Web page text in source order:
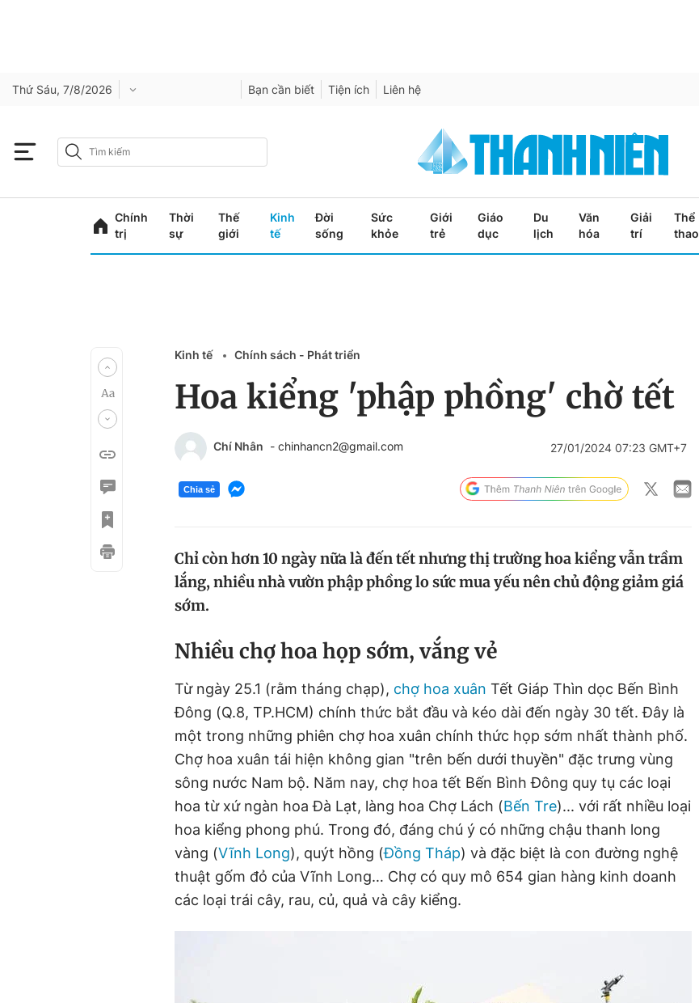
Thứ Sáu, 7/8/2026 Bạn cần biết Tiện ích Liên hệ
Chính
trị
Thời
sự
Thế
giới
Kinh
tế
Đời
sống
Sức
khỏe
Giới
trẻ
Giáo
dục
Du
lịch
Văn
hóa
Giải
trí
Thể
thao
Kinh tế Chính sách - Phát triển
Hoa kiểng 'phập phồng' chờ tết
Chí Nhân - chinhancn2@gmail.com 27/01/2024 07:23 GMT+7
Chia sẻ
Chỉ còn hơn 10 ngày nữa là đến tết nhưng thị trường hoa kiểng vẫn trầm
lắng, nhiều nhà vườn phập phồng lo sức mua yếu nên chủ động giảm giá
sớm.
Nhiều chợ hoa họp sớm, vắng vẻ
Từ ngày 25.1 (rằm tháng chạp), chợ hoa xuân Tết Giáp Thìn dọc Bến Bình
Đông (Q.8, TP.HCM) chính thức bắt đầu và kéo dài đến ngày 30 tết. Đây là
một trong những phiên chợ hoa xuân chính thức họp sớm nhất thành phố.
Chợ hoa xuân tái hiện không gian "trên bến dưới thuyền" đặc trưng vùng
sông nước Nam bộ. Năm nay, chợ hoa tết Bến Bình Đông quy tụ các loại
hoa từ xứ ngàn hoa Đà Lạt, làng hoa Chợ Lách (Bến Tre)... với rất nhiều loại
hoa kiểng phong phú. Trong đó, đáng chú ý có những chậu thanh long
vàng (Vĩnh Long), quýt hồng (Đồng Tháp) và đặc biệt là con đường nghệ
thuật gốm đỏ của Vĩnh Long… Chợ có quy mô 654 gian hàng kinh doanh
các loại trái cây, rau, củ, quả và cây kiểng.